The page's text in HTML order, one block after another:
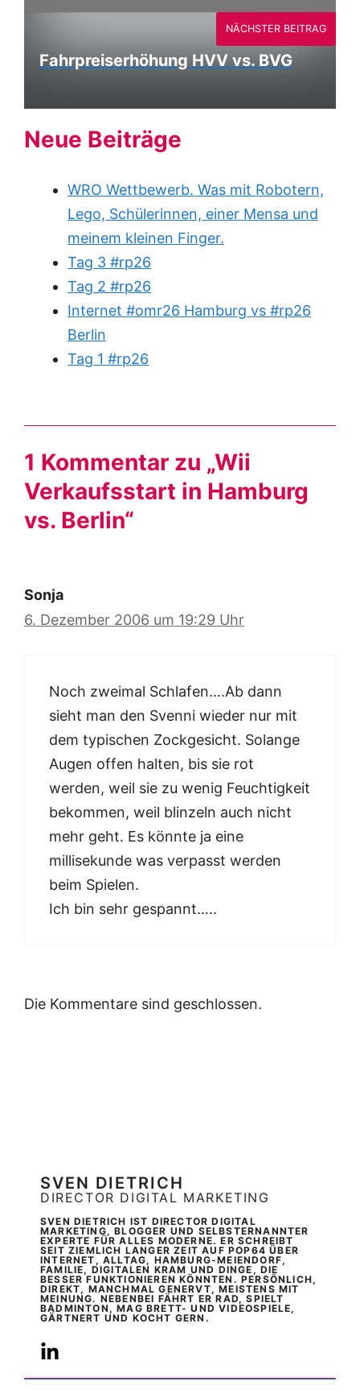
Fahrpreiserhöhung HVV vs. BVG
NÄCHSTER BEITRAG
Neue Beiträge
WRO Wettbewerb. Was mit Robotern,
Lego, Schülerinnen, einer Mensa und
meinem kleinen Finger.
Tag 3 #rp26
Tag 2 #rp26
Internet #omr26 Hamburg vs #rp26
Berlin
Tag 1 #rp26
1 Kommentar zu „Wii
Verkaufsstart in Hamburg
vs. Berlin“
Sonja
6. Dezember 2006 um 19:29 Uhr
Noch zweimal Schlafen….Ab dann
sieht man den Svenni wieder nur mit
dem typischen Zockgesicht. Solange
Augen offen halten, bis sie rot
werden, weil sie zu wenig Feuchtigkeit
bekommen, weil blinzeln auch nicht
mehr geht. Es könnte ja eine
millisekunde was verpasst werden
beim Spielen.
Ich bin sehr gespannt…..
Die Kommentare sind geschlossen.
SVEN DIETRICH
DIRECTOR DIGITAL MARKETING
SVEN DIETRICH IST DIRECTOR DIGITAL
MARKETING, BLOGGER UND SELBSTERNANNTER
EXPERTE FÜR ALLES MODERNE. ER SCHREIBT
SEIT ZIEMLICH LANGER ZEIT AUF POP64 ÜBER
INTERNET, ALLTAG, HAMBURG-MEIENDORF,
FAMILIE, DIGITALEN KRAM UND DINGE, DIE
BESSER FUNKTIONIEREN KÖNNTEN. PERSÖNLICH,
DIREKT, MANCHMAL GENERVT, MEISTENS MIT
MEINUNG. NEBENBEI FÄHRT ER RAD, SPIELT
BADMINTON, MAG BRETT- UND VIDEOSPIELE,
GÄRTNERT UND KOCHT GERN.